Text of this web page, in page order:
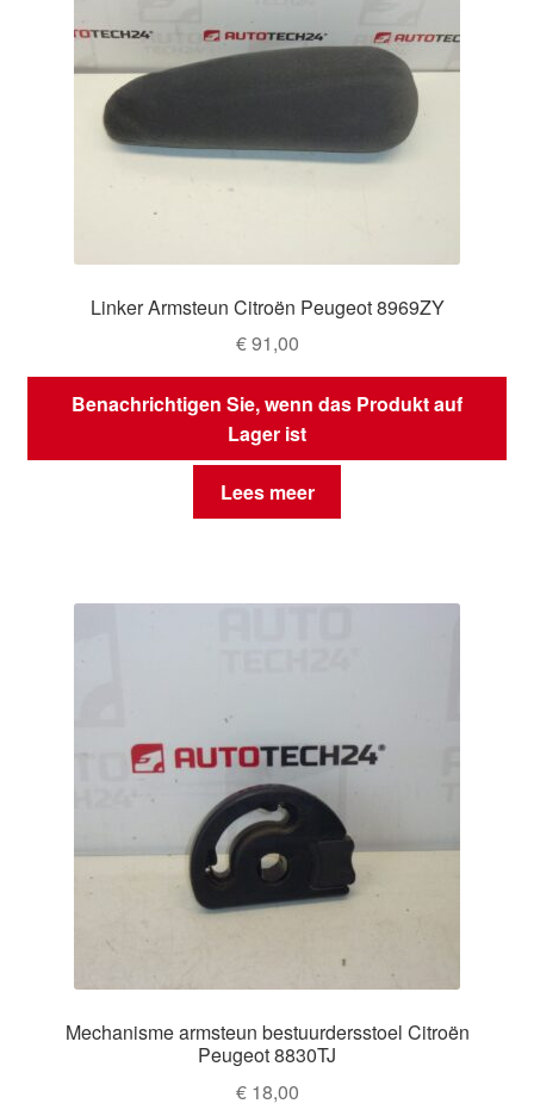
Linker Armsteun Citroën Peugeot 8969ZY
€91,00
Benachrichtigen Sie, wenn das Produkt auf
Lager ist
Lees meer
Mechanisme armsteun bestuurdersstoel Citroën
Peugeot 8830TJ
€18,00